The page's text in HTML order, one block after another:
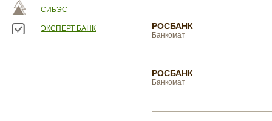
СИБЭС
ЭКСПЕРТ БАНК РОСБАНК
Банкомат
РОСБАНК
Банкомат